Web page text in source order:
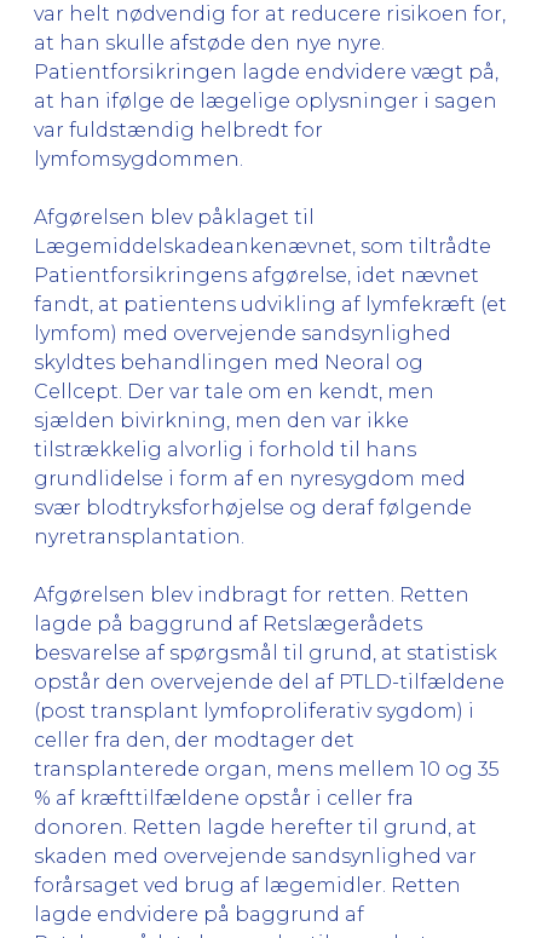
var helt nødvendig for at reducere risikoen for,
at han skulle afstøde den nye nyre.
Patientforsikringen lagde endvidere vægt på,
at han ifølge de lægelige oplysninger i sagen
var fuldstændig helbredt for
lymfomsygdommen.
Afgørelsen blev påklaget til
Lægemiddelskadeankenævnet, som tiltrådte
Patientforsikringens afgørelse, idet nævnet
fandt, at patientens udvikling af lymfekræft (et
lymfom) med overvejende sandsynlighed
skyldtes behandlingen med Neoral og
Cellcept. Der var tale om en kendt, men
sjælden bivirkning, men den var ikke
tilstrækkelig alvorlig i forhold til hans
grundlidelse i form af en nyresygdom med
svær blodtryksforhøjelse og deraf følgende
nyretransplantation.
Afgørelsen blev indbragt for retten. Retten
lagde på baggrund af Retslægerådets
besvarelse af spørgsmål til grund, at statistisk
opstår den overvejende del af PTLD-tilfældene
(post transplant lymfoproliferativ sygdom) i
celler fra den, der modtager det
transplanterede organ, mens mellem 10 og 35
% af kræfttilfældene opstår i celler fra
donoren. Retten lagde herefter til grund, at
skaden med overvejende sandsynlighed var
forårsaget ved brug af lægemidler. Retten
lagde endvidere på baggrund af